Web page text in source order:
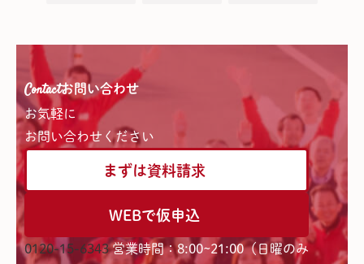
Contactお問い合わせ
お気軽に
お問い合わせください
まずは資料請求
WEBで仮申込
0120-15-6343 営業時間：8:00~21:00（日曜のみ